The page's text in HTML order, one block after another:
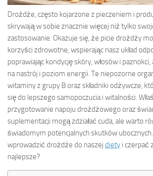
Drożdże, często kojarzone z pieczeniem i
skrywają w sobie znacznie więcej niż tylko
zastosowanie. Okazuje się, że picie drożdży
korzyści zdrowotne, wspierając nasz układ
poprawiając kondycję skóry, włosów i paznokci,
na nastrój i poziom energii. Te niepozorne
witaminy z grupy B oraz składniki odżywcze,
się do lepszego samopoczucia i witalności.
przygotowanie napoju drożdżowego oraz
suplementacji mogą zdziałać cuda, ale warto
świadomym potencjalnych skutków ubocznych.
wprowadzić drożdże do naszej diety i czerpać
najlepsze?